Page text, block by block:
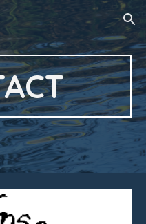
Skip to navigation